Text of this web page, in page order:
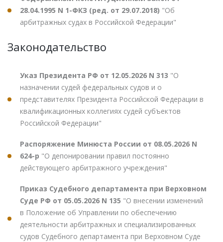
28.04.1995 N 1-ФКЗ (ред. от 29.07.2018) "Об
арбитражных судах в Российской Федерации"
Законодательство
Указ Президента РФ от 12.05.2026 N 313 "О
назначении судей федеральных судов и о
представителях Президента Российской Федерации в
квалификационных коллегиях судей субъектов
Российской Федерации"
Распоряжение Минюста России от 08.05.2026 N
624-р "О депонировании правил постоянно
действующего арбитражного учреждения"
Приказ Судебного департамента при Верховном
Суде РФ от 05.05.2026 N 135 "О внесении изменений
в Положение об Управлении по обеспечению
деятельности арбитражных и специализированных
судов Судебного департамента при Верховном Суде